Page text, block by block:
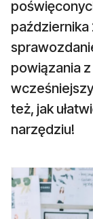
października
powiązania
też, jak
narzędziu!